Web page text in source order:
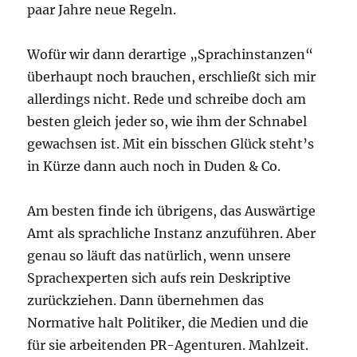
paar Jahre neue Regeln.
Wofür wir dann derartige „Sprachinstanzen“
überhaupt noch brauchen, erschließt sich mir
allerdings nicht. Rede und schreibe doch am
besten gleich jeder so, wie ihm der Schnabel
gewachsen ist. Mit ein bisschen Glück steht’s
in Kürze dann auch noch in Duden & Co.
Am besten finde ich übrigens, das Auswärtige
Amt als sprachliche Instanz anzuführen. Aber
genau so läuft das natürlich, wenn unsere
Sprachexperten sich aufs rein Deskriptive
zurückziehen. Dann übernehmen das
Normative halt Politiker, die Medien und die
für sie arbeitenden PR-Agenturen. Mahlzeit.